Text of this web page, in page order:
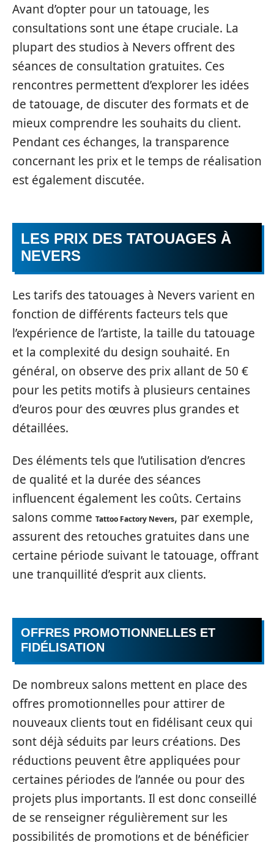
Avant d’opter pour un tatouage, les
consultations sont une étape cruciale. La
plupart des studios à Nevers offrent des
séances de consultation gratuites. Ces
rencontres permettent d’explorer les idées
de tatouage, de discuter des formats et de
mieux comprendre les souhaits du client.
Pendant ces échanges, la transparence
concernant les prix et le temps de réalisation
est également discutée.
LES PRIX DES TATOUAGES À
NEVERS
Les tarifs des tatouages à Nevers varient en
fonction de différents facteurs tels que
l’expérience de l’artiste, la taille du tatouage
et la complexité du design souhaité. En
général, on observe des prix allant de 50 €
pour les petits motifs à plusieurs centaines
d’euros pour des œuvres plus grandes et
détaillées.
Des éléments tels que l’utilisation d’encres
de qualité et la durée des séances
influencent également les coûts. Certains
salons comme Tattoo Factory Nevers, par exemple,
assurent des retouches gratuites dans une
certaine période suivant le tatouage, offrant
une tranquillité d’esprit aux clients.
OFFRES PROMOTIONNELLES ET
FIDÉLISATION
De nombreux salons mettent en place des
offres promotionnelles pour attirer de
nouveaux clients tout en fidélisant ceux qui
sont déjà séduits par leurs créations. Des
réductions peuvent être appliquées pour
certaines périodes de l’année ou pour des
projets plus importants. Il est donc conseillé
de se renseigner régulièrement sur les
possibilités de promotions et de bénéficier